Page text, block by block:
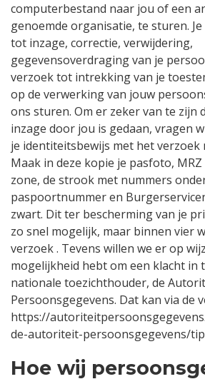
computerbestand naar jou of een
genoemde organisatie, te sturen.
tot inzage, correctie, verwijdering,
gegevensoverdraging van je
verzoek tot intrekking van je
op de verwerking van jouw
ons sturen. Om er zeker van te zijn
inzage door jou is gedaan, vragen
je identiteitsbewijs met het verzoek
Maak in deze kopie je pasfoto,
zone, de strook met nummers
paspoortnummer en
zwart. Dit ter bescherming van je
zo snel mogelijk, maar binnen vier
verzoek . Tevens willen we er op
mogelijkheid hebt om een klacht in
nationale toezichthouder, de
Persoonsgegevens. Dat kan via de
https://
de-autoriteit-persoonsgegevens/
Hoe wij